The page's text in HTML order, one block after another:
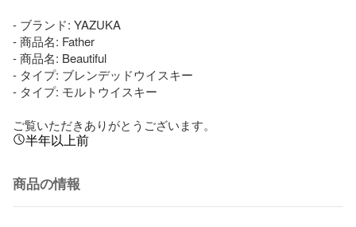
- ブランド: YAZUKA
- 商品名: Father
- 商品名: Beautiful
- タイプ: ブレンデッドウイスキー
- タイプ: モルトウイスキー
ご覧いただきありがとうございます。
半年以上前
商品の情報